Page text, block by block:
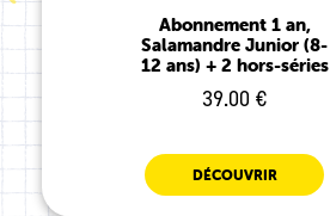
Abonnement 1 an,
Salamandre Junior (8-
12 ans) + 2 hors-séries
39.00 €
DÉCOUVRIR